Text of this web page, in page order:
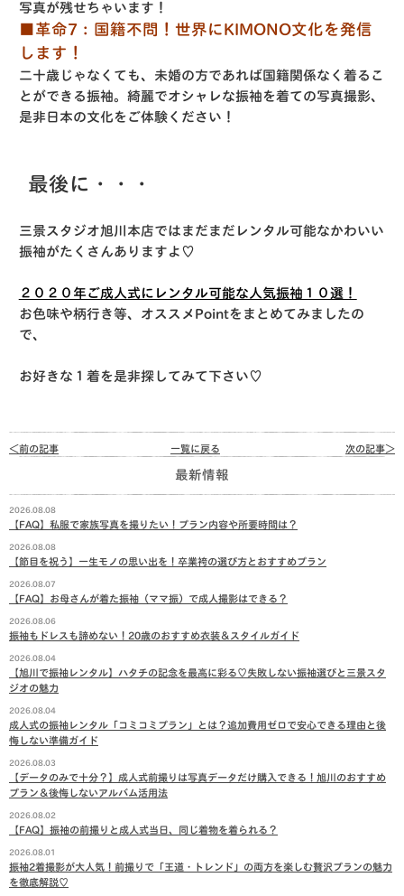
写真が残せちゃいます！
■革命7：国籍不問！世界にKIMONO文化を発信
します！
二十歳じゃなくても、未婚の方であれば国籍関係なく着るこ
とができる振袖。綺麗でオシャレな振袖を着ての写真撮影、
是非日本の文化をご体験ください！
最後に・・・
三景スタジオ旭川本店ではまだまだレンタル可能なかわいい
振袖がたくさんありますよ♡
２０２０年ご成人式にレンタル可能な人気振袖１０選！
お色味や柄行き等、オススメPointをまとめてみましたの
で、
お好きな１着を是非探してみて下さい♡
＜前の記事 次の記事＞
一覧に戻る
最新情報
2026.08.08
【FAQ】私服で家族写真を撮りたい！プラン内容や所要時間は？
2026.08.08
【節目を祝う】一生モノの思い出を！卒業袴の選び方とおすすめプラン
2026.08.07
【FAQ】お母さんが着た振袖（ママ振）で成人撮影はできる？
2026.08.06
振袖もドレスも諦めない！20歳のおすすめ衣装＆スタイルガイド
2026.08.04
【旭川で振袖レンタル】ハタチの記念を最高に彩る♡失敗しない振袖選びと三景スタ
ジオの魅力
2026.08.04
成人式の振袖レンタル「コミコミプラン」とは？追加費用ゼロで安心できる理由と後
悔しない準備ガイド
2026.08.03
【データのみで十分？】成人式前撮りは写真データだけ購入できる！旭川のおすすめ
プラン＆後悔しないアルバム活用法
2026.08.02
【FAQ】振袖の前撮りと成人式当日、同じ着物を着られる？
2026.08.01
振袖2着撮影が大人気！前撮りで「王道・トレンド」の両方を楽しむ贅沢プランの魅力
を徹底解説♡